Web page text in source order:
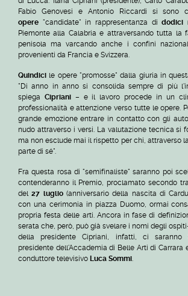
Fabio Genovesi e Antonio Riccardi si sono
opere "candidate" in rappresentanza didodici
Piemonte alla Calabria e attraversando tutta la
penisola ma varcando anche i confini
provenienti da Francia e Svizzera.
Quindici le opere "promosse" dalla giuria in
"Di anno in anno si consolida sempre di più
spiega Cipriani– e il lavoro procede in un
professionalità e attenzione verso tutte le opere.
grande emozione entrare in contatto con gli
nudo attraverso i versi. La valutazione tecnica si
ma non esclude mai il rispetto per chi, attraverso
parte di sé".
Fra questa rosa di "semifinaliste" saranno poi
contenderanno il Premio, proclamato secondo
del27 luglio(anniversario della nascita di
con una cerimonia in piazza Duomo, ormai
propria festa delle arti. Ancora in fase di
serata che, però, può già svelare i nomi degli
della presidente Cipriani, infatti, ci saranno
presidente dell'Accademia di Belle Arti di Carrara
conduttore televisivo Luca Sommi.